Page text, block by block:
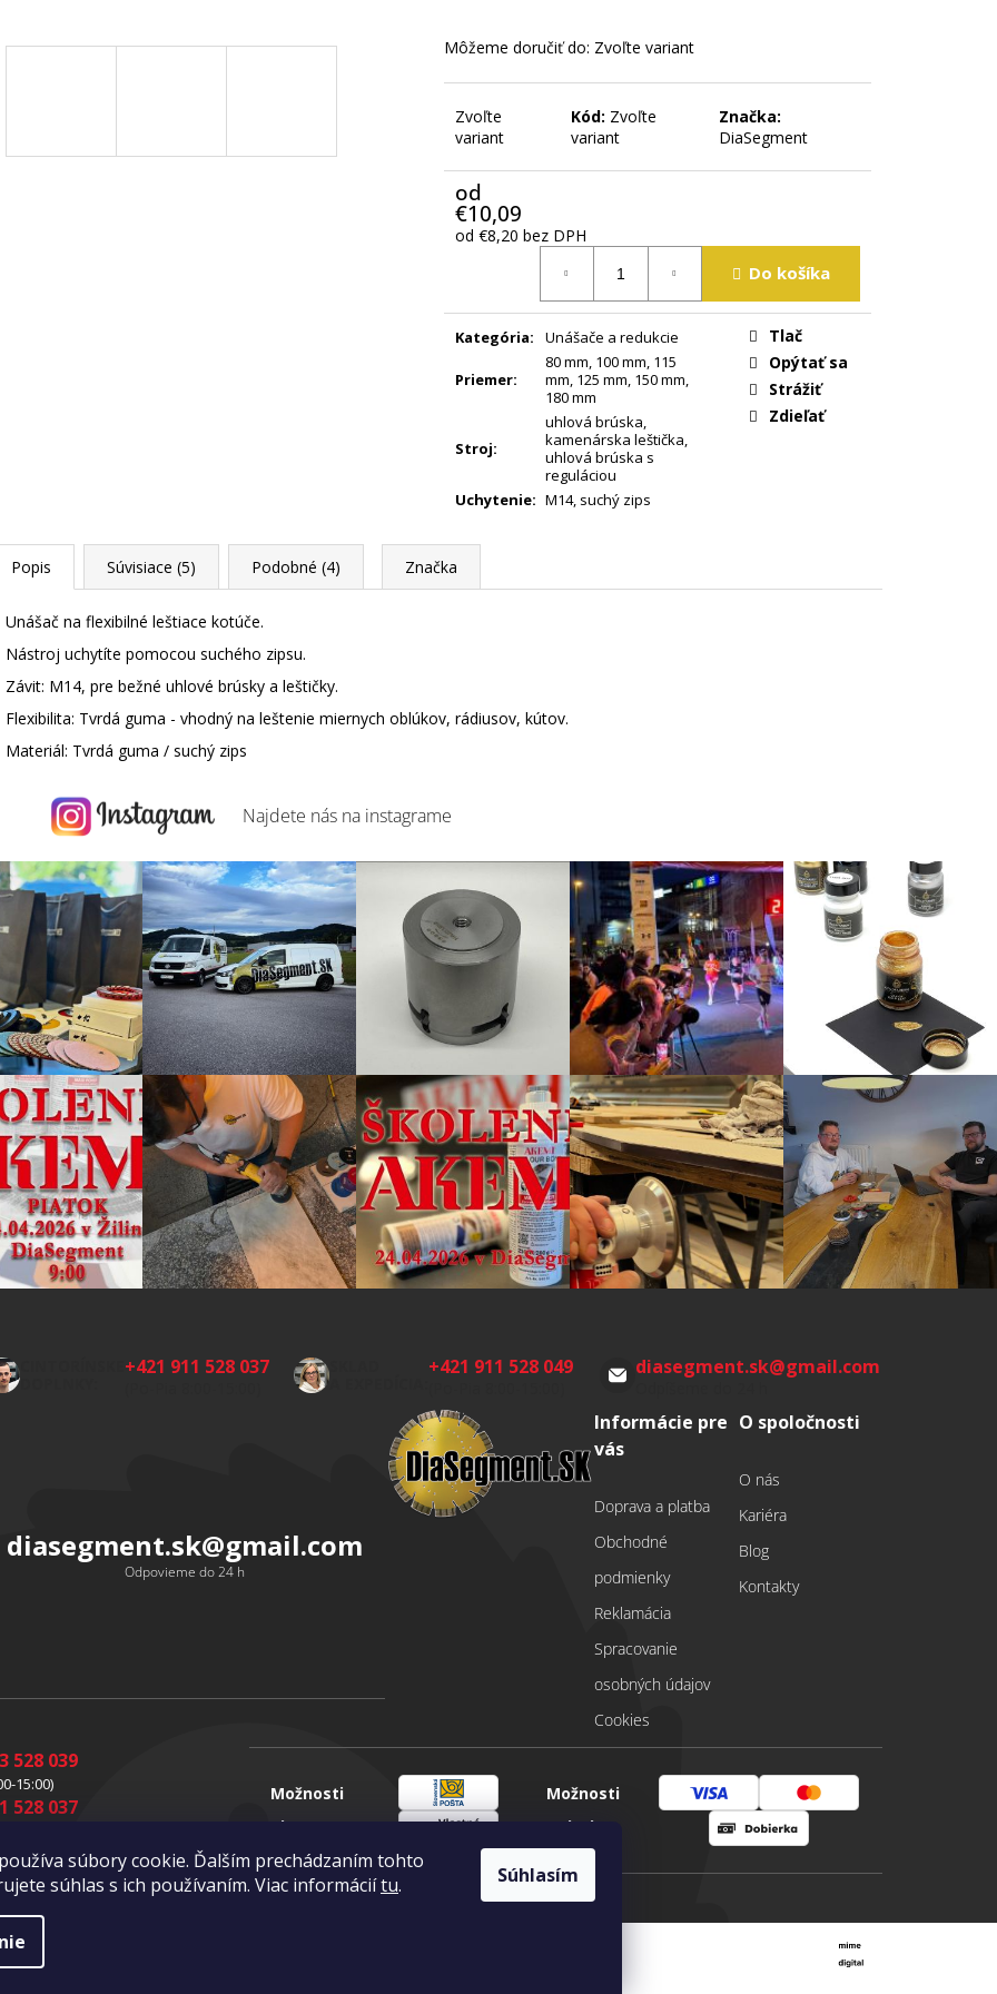
súbory cookie. Ďalším prechádzaním tohto
súhlas s ich používaním. Viac informáciítu. Súhlasím
Môžeme doručiť do: Zvoľte variant
Zvoľte
variant
Kód: Zvoľte
variant
Značka:
DiaSegment
od
€10,09
od €8,20 bez DPH
Do košíka
Kategória: Unášače a redukcie
Priemer:
80 mm 100 mm 115
mm 125 mm 150 mm
180 mm
Stroj:
uhlová brúska
kamenárska leštička
uhlová brúska s
reguláciou
Uchytenie: M14, suchý zips
Tlač
Opýtať sa
Strážiť
Zdieľať
Popis Súvisiace (5) Podobné (4) Značka
Unášač na flexibilné leštiace kotúče.
Nástroj uchytíte pomocou suchého zipsu.
Závit: M14, pre bežné uhlové brúsky a leštičky.
Flexibilita: Tvrdá guma - vhodný na leštenie miernych oblúkov, rádiusov, kútov.
Materiál: Tvrdá guma / suchý zips
Najdete nás na instagrame
DOPLNKY:
+421 911 528 037
SKLAD
A EXPEDÍCIA:
+421 911 528 049 diasegment.sk@gmail.com
diasegment.sk@gmail.com
Odpovieme do 24 h
Informácie pre
vás
Doprava a platba
Obchodné
podmienky
Reklamácia
Spracovanie
osobných údajov
Cookies
O spoločnosti
O nás
Kariéra
Blog
Kontakty
528 039
15:00)
528 037
528 049
16:00)
Možnosti
dopravy
Sloveenská
Vlastná
doprava
Možnosti
platby
Mastercard
vyhradené.